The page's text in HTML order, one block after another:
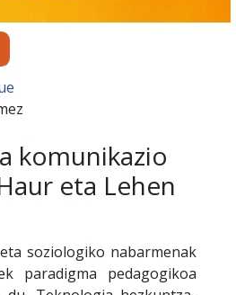
komunikazio
eta Lehen
soziologiko nabarmenak
paradigma pedagogikoa